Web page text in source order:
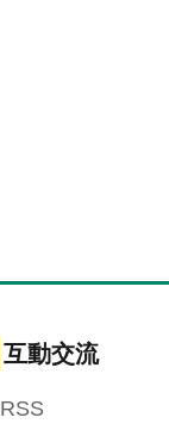
互動交流
RSS